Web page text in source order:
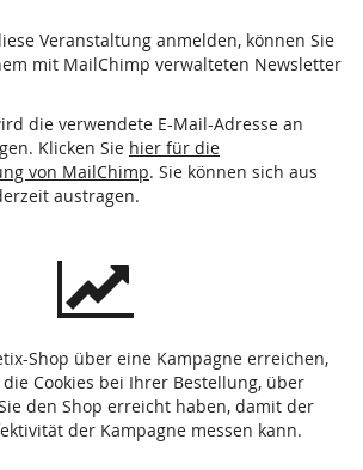
Veranstaltung anmelden, können Sie
mit MailChimp verwalteten Newsletter
die verwendete E-Mail-Adresse an
Klicken Sie hier für die
von MailChimp. Sie können sich aus
austragen.
Shop über eine Kampagne erreichen,
Cookies bei Ihrer Bestellung, über
den Shop erreicht haben, damit der
der Kampagne messen kann.